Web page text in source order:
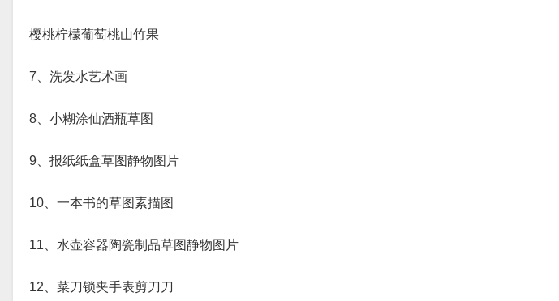
樱桃柠檬葡萄桃山竹果
7、洗发水艺术画
8、小糊涂仙酒瓶草图
9、报纸纸盒草图静物图片
10、一本书的草图素描图
11、水壶容器陶瓷制品草图静物图片
12、菜刀锁夹手表剪刀刀